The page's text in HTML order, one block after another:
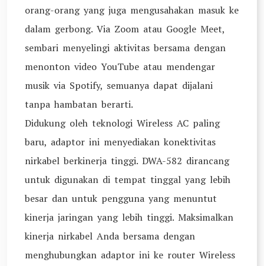
orang-orang yang juga mengusahakan masuk ke
dalam gerbong. Via Zoom atau Google Meet,
sembari menyelingi aktivitas bersama dengan
menonton video YouTube atau mendengar
musik via Spotify, semuanya dapat dijalani
tanpa hambatan berarti.
Didukung oleh teknologi Wireless AC paling
baru, adaptor ini menyediakan konektivitas
nirkabel berkinerja tinggi. DWA-582 dirancang
untuk digunakan di tempat tinggal yang lebih
besar dan untuk pengguna yang menuntut
kinerja jaringan yang lebih tinggi. Maksimalkan
kinerja nirkabel Anda bersama dengan
menghubungkan adaptor ini ke router Wireless